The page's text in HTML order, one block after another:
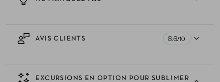
AVIS CLIENTS 8.6/10
EXCURSIONS EN OPTION POUR SUBLIMER